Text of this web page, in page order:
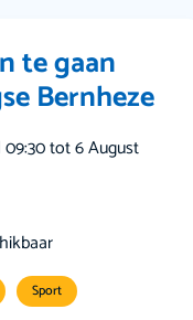
te gaan
Bernheze
tot 6 August
Sport